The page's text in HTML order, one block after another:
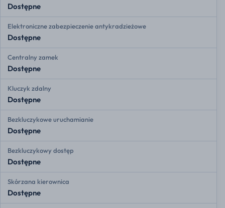
Dostępne
Elektroniczne zabezpieczenie antykradzieżowe
Dostępne
Centralny zamek
Dostępne
Kluczyk zdalny
Dostępne
Bezkluczykowe uruchamianie
Dostępne
Bezkluczykowy dostęp
Dostępne
Skórzana kierownica
Dostępne